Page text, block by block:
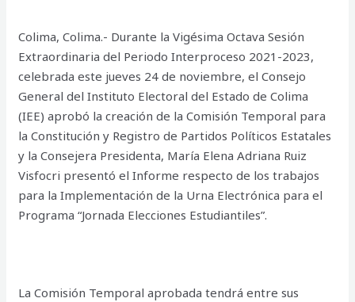
Colima, Colima.- Durante la Vigésima Octava Sesión
Extraordinaria del Periodo Interproceso 2021-2023,
celebrada este jueves 24 de noviembre, el Consejo
General del Instituto Electoral del Estado de Colima
(IEE) aprobó la creación de la Comisión Temporal para
la Constitución y Registro de Partidos Políticos Estatales
y la Consejera Presidenta, María Elena Adriana Ruiz
Visfocri presentó el Informe respecto de los trabajos
para la Implementación de la Urna Electrónica para el
Programa “Jornada Elecciones Estudiantiles”.
La Comisión Temporal aprobada tendrá entre sus